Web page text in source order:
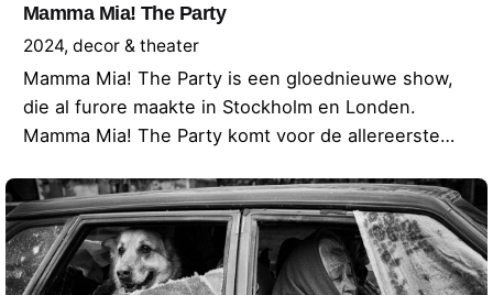
Mamma Mia! The Party
2024 decor & theater
Mamma Mia! The Party is een gloednieuwe show,
die al furore maakte in Stockholm en Londen.
Mamma Mia! The Party komt voor de allereerste…